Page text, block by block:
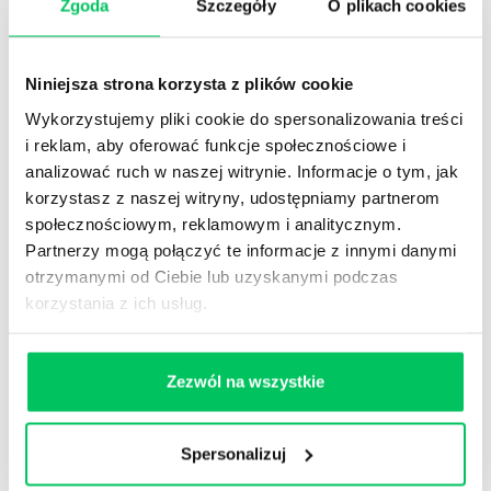
Zgoda Szczegóły O plikach cookies
Niniejsza strona korzysta z plików cookie
Wykorzystujemy pliki cookie do spersonalizowania treści
i reklam, aby oferować funkcje społecznościowe i
analizować ruch w naszej witrynie. Informacje o tym, jak
korzystasz z naszej witryny, udostępniamy partnerom
społecznościowym, reklamowym i analitycznym.
Partnerzy mogą połączyć te informacje z innymi danymi
otrzymanymi od Ciebie lub uzyskanymi podczas
korzystania z ich usług.
Zezwól na wszystkie
Spersonalizuj
poszczególne rundy pytań, podsumowuje wyniki i
komentuje przebieg rozgrywki na bieżąco.
TEN SAM CZAS, RÓŻNE MIEJSCA
TEAM BUILDING ONLINE